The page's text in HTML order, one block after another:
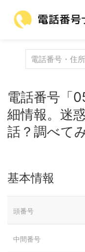
電話番号「
細情報。迷
話？調べて
基本情報
頭番号
中間番号